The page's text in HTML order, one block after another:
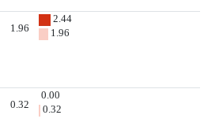
1.96
2.44
1.96
0.32
0.00
0.32